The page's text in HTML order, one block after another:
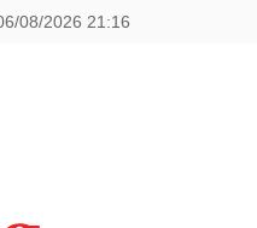
08/2026 21:16